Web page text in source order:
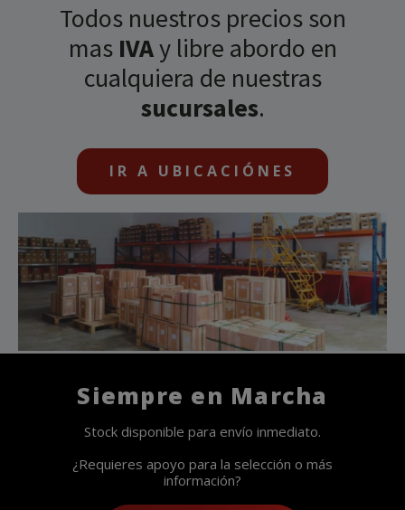
Todos nuestros precios son
mas IVAy libre abordo en
cualquiera de nuestras
sucursales.
IR A UBICACIÓNES
Siempre en Marcha
Stock disponible para envío inmediato.
¿Requieres apoyo para la selección o más
información?